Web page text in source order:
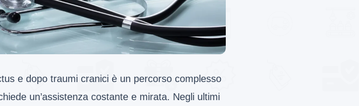
e dopo traumi cranici è un percorso complesso
un’assistenza costante e mirata. Negli ultimi